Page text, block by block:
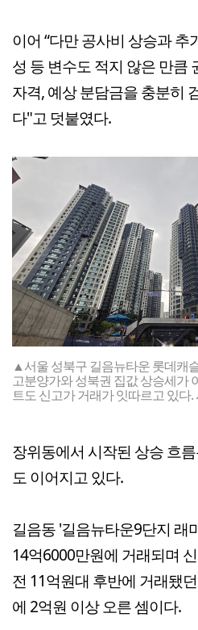
이어 “다만 공사비 상승과
성 등 변수도 적지 않은 만큼
자격, 예상 분담금을 충분히
다"고 덧붙였다.
▲서울 성북구 길음뉴타운 롯데캐
고분양가와 성북권 집값 상승세가
트도 신고가 거래가 잇따르고 있다
장위동에서 시작된 상승 흐
도 이어지고 있다.
길음동 '길음뉴타운9단지 래
14억6000만원에 거래되며
전 11억원대 후반에 거래됐
에 2억원 이상 오른 셈이다.